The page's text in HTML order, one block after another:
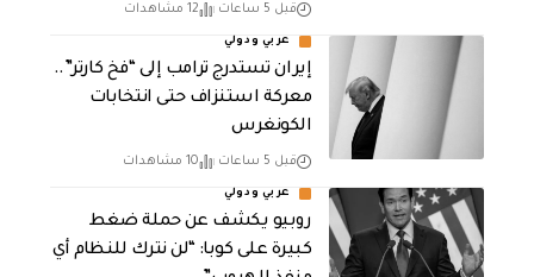
قبل 5 ساعات 12 مشاهدات
عربي ودولي
إيران تستدرج ترامب إلى “فخ كارتر”..
معركة استنزاف حتى انتخابات
الكونغرس
قبل 5 ساعات 10 مشاهدات
عربي ودولي
روبيو يكشف عن حملة ضغط
كبيرة على كوبا: “لن نترك للنظام أي